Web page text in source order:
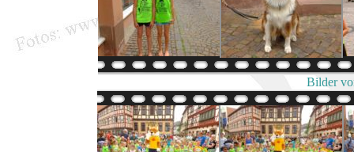
Bilder